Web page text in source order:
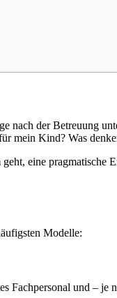
der Betreuung
mein Kind? Was
eine
Modelle:
Fachpersonal und –